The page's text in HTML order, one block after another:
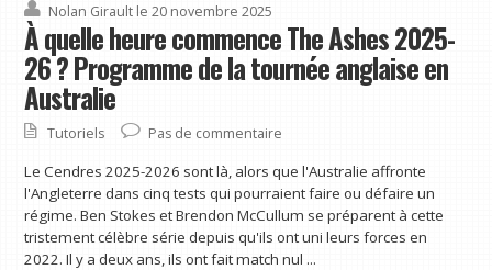
Nolan Girault le 20 novembre 2025
À quelle heure commence The Ashes 2025-
26 ? Programme de la tournée anglaise en
Australie
Tutoriels Pas de commentaire
Le Cendres 2025-2026 sont là, alors que l'Australie affronte
l'Angleterre dans cinq tests qui pourraient faire ou défaire un
régime. Ben Stokes et Brendon McCullum se préparent à cette
tristement célèbre série depuis qu'ils ont uni leurs forces en
2022. Il y a deux ans, ils ont fait match nul ...